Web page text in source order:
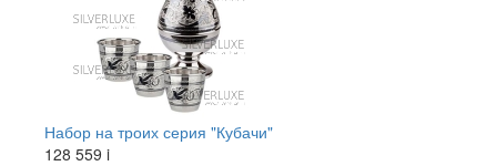
Набор на троих серия "Кубачи"
128 559 i